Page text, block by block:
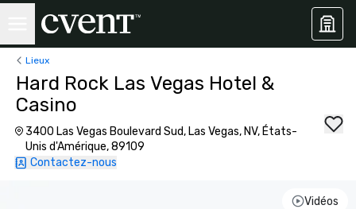
Lieux
Hard Rock Las Vegas Hotel &
Casino
3400 Las Vegas Boulevard Sud, Las Vegas, NV, États-
Unis d'Amérique, 89109
Contactez-nous
Vidéos